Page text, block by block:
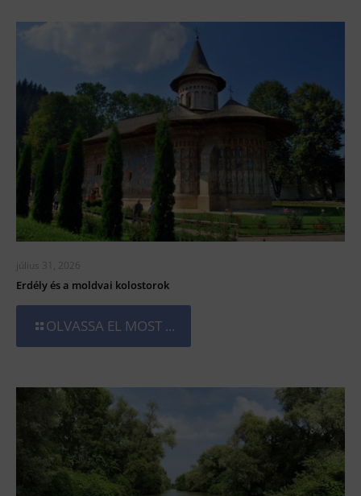
július 31, 2026
Erdély és a moldvai kolostorok
OLVASSA EL MOST ...